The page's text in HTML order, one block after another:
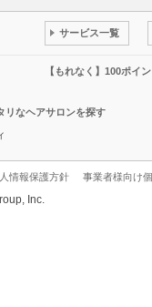
サービス一覧
【もれなく】100ポイ
リなヘアサロンを探す
情報保護方針 事業者様向け
Inc.